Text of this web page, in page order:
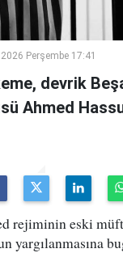
Perşembe 17:41
devrik
Ahmed
rejiminin eski
yargılanmasına